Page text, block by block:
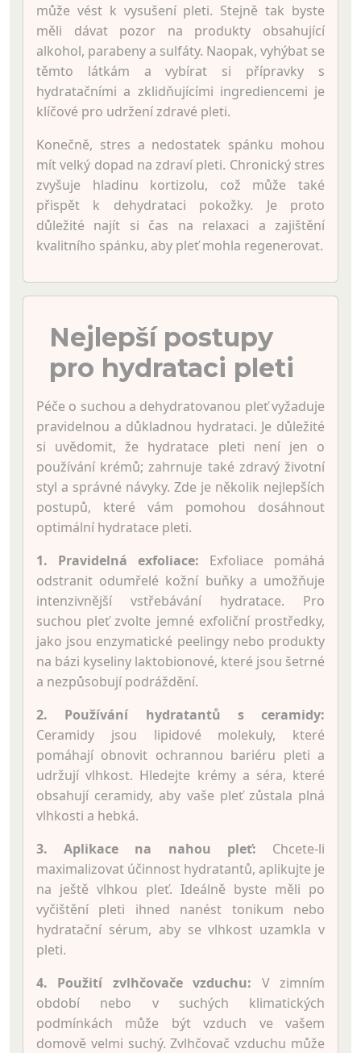
může vést k vysušení pleti. Stejně tak byste
měli dávat pozor na produkty obsahující
alkohol, parabeny a sulfáty. Naopak, vyhýbat se
těmto látkám a vybírat si přípravky s
hydratačními a zklidňujícími ingrediencemi je
klíčové pro udržení zdravé pleti.
Konečně, stres a nedostatek spánku mohou
mít velký dopad na zdraví pleti. Chronický stres
zvyšuje hladinu kortizolu, což může také
přispět k dehydrataci pokožky. Je proto
důležité najít si čas na relaxaci a zajištění
kvalitního spánku, aby pleť mohla regenerovat.
Nejlepší postupy
pro hydrataci pleti
Péče o suchou a dehydratovanou pleť vyžaduje
pravidelnou a důkladnou hydrataci. Je důležité
si uvědomit, že hydratace pleti není jen o
používání krémů; zahrnuje také zdravý životní
styl a správné návyky. Zde je několik nejlepších
postupů, které vám pomohou dosáhnout
optimální hydratace pleti.
1. Pravidelná exfoliace: Exfoliace pomáhá
odstranit odumřelé kožní buňky a umožňuje
intenzivnější vstřebávání hydratace. Pro
suchou pleť zvolte jemné exfoliční prostředky,
jako jsou enzymatické peelingy nebo produkty
na bázi kyseliny laktobionové, které jsou šetrné
a nezpůsobují podráždění.
2. Používání hydratantů s ceramidy:
Ceramidy jsou lipidové molekuly, které
pomáhají obnovit ochrannou bariéru pleti a
udržují vlhkost. Hledejte krémy a séra, které
obsahují ceramidy, aby vaše pleť zůstala plná
vlhkosti a hebká.
3. Aplikace na nahou pleť: Chcete-li
maximalizovat účinnost hydratantů, aplikujte je
na ještě vlhkou pleť. Ideálně byste měli po
vyčištění pleti ihned nanést tonikum nebo
hydratační sérum, aby se vlhkost uzamkla v
pleti.
4. Použití zvlhčovače vzduchu: V zimním
období nebo v suchých klimatických
podmínkách může být vzduch ve vašem
domově velmi suchý. Zvlhčovač vzduchu může